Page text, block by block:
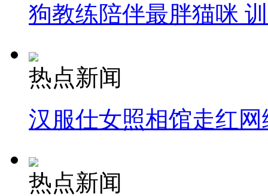
狗教练陪伴最胖猫咪
热点新闻
汉服仕女照相馆走红网
热点新闻